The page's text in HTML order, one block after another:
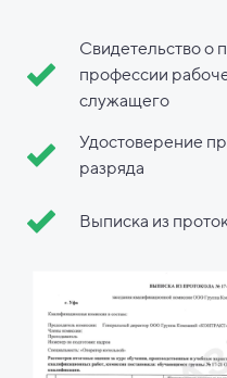
Свидетельство о
профессии
служащего
Удостоверение
разряда
Выписка из